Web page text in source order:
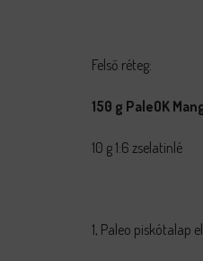
Felső réteg:
150 g PaleOK
10 g 1:6 zselatinlé
1, Paleo piskótalap